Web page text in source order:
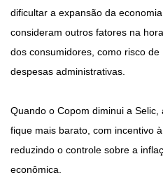
dificultar a expansão da
consideram outros fatores na
dos consumidores, como risco
despesas administrativas.
Quando o Copom diminui a
fique mais barato, com incentivo
reduzindo o controle sobre a
econômica.